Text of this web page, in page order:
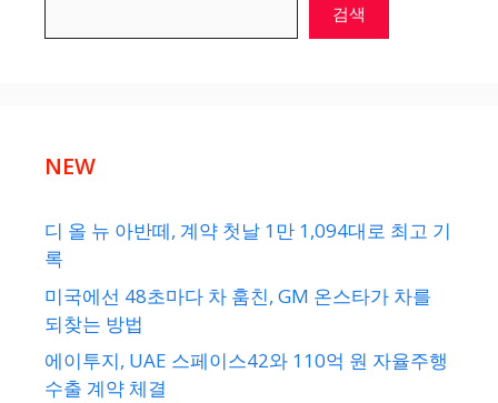
검색
NEW
디 올 뉴 아반떼, 계약 첫날 1만 1,094대로 최고 기
록
미국에선 48초마다 차 훔친, GM 온스타가 차를
되찾는 방법
에이투지, UAE 스페이스42와 110억 원 자율주행
수출 계약 체결